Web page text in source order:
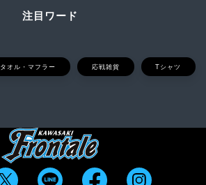
注目ワード
タオル・マフラー 応戦雑貨 Tシャツ